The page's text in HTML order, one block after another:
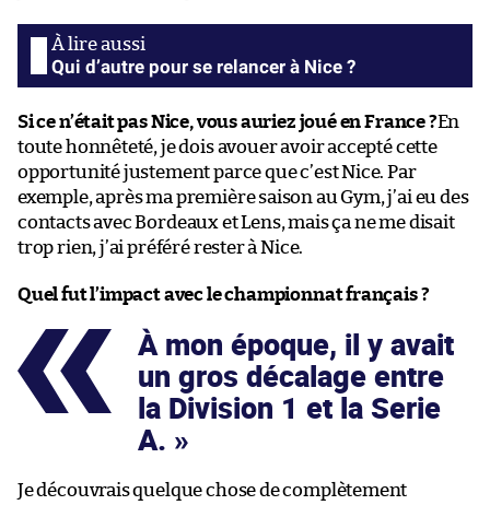
Qui d’autre pour se relancer à Nice ?
Si ce n’était pas Nice, vous auriez joué en France ?En
toute honnêteté, je dois avouer avoir accepté cette
opportunité justement parce que c’est Nice. Par
exemple, après ma première saison au Gym, j’ai eu des
contacts avec Bordeaux et Lens, mais ça ne me disait
trop rien, j’ai préféré rester à Nice.
Quel fut l’impact avec le championnat français ?
À mon époque, il y avait
un gros décalage entre
la Division 1 et la Serie
A.
Je découvrais quelque chose de complètement